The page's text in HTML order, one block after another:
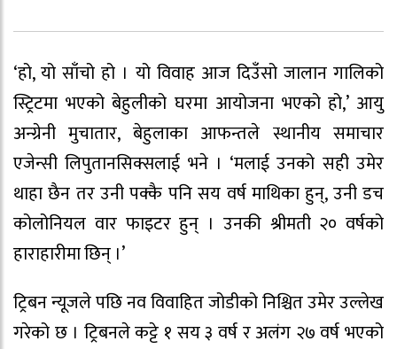
‘हो, यो साँचो हो । यो विवाह आज दिउँसो जालान गालिको
स्ट्रिटमा भएको बेहुलीको घरमा आयोजना भएको हो,’ आयु
अन्ग्रेनी मुचातार, बेहुलाका आफन्तले स्थानीय समाचार
एजेन्सी लिपुतानसिक्सलाई भने । ‘मलाई उनको सही उमेर
थाहा छैन तर उनी पक्कै पनि सय वर्ष माथिका हुन्, उनी डच
कोलोनियल वार फाइटर हुन् । उनकी श्रीमती २० वर्षको
हाराहारीमा छिन् ।’
ट्रिबन न्यूजले पछि नव विवाहित जोडीको निश्चित उमेर उल्लेख
गरेको छ । ट्रिबनले कट्टे १ सय ३ वर्ष र अलंग २७ वर्ष भएको